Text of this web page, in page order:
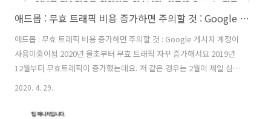
애드몹 : 무효 트래픽 비용 증가하면 주의할 것 : Google 게시자 계정이 사용이중이됨
애드몹 : 무효 트래픽 비용 증가하면 주의할 것 : Google 게시자 계정이
사용이중이됨 2020년 올초부터 무효 트래픽 자꾸 증가해서요 2019년
12월부터 무효트래픽이 증가했는데요. 저 같은 경우는 2월이 제일 심했
네요. 그냥 방치하면 한순간에 애드몹 계정 정지 당할 수 있습니다. 사이
앱을 지정해서 뭐라고 하는게 아니라 그냥 전체 계정을 정지시켰습니다.
2020. 4. 29.